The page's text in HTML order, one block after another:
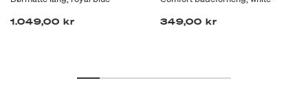
1.049,00 kr
349,00 kr